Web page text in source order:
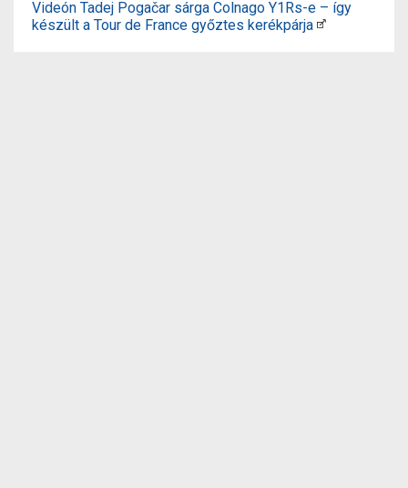
Videón Tadej Pogačar sárga Colnago Y1Rs-e – így
készült a Tour de France győztes kerékpárja